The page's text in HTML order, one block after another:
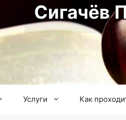
Сигачёв
Услуги Как